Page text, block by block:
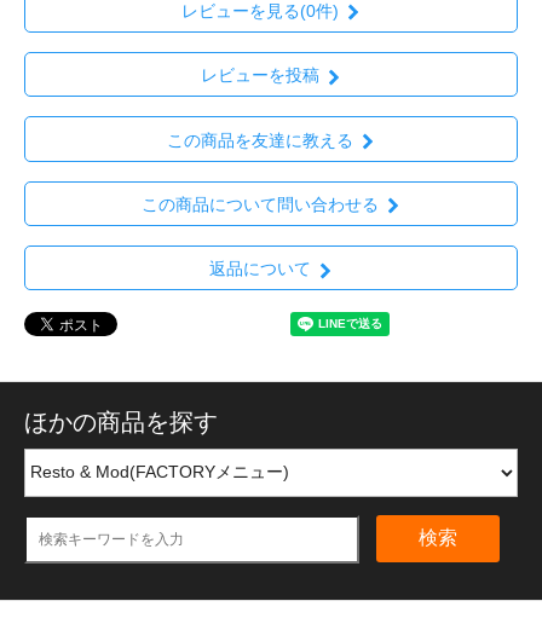
レビューを見る(0件)
レビューを投稿
この商品を友達に教える
この商品について問い合わせる
返品について
ほかの商品を探す
検索